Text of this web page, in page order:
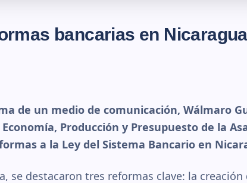
bancarias en
de un medio de comunicación, Wálmaro
Producción y Presupuesto de la
a la Ley del Sistema Bancario en
se destacaron tres reformas clave: la